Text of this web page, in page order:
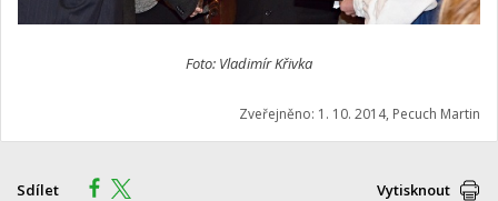
Foto: Vladimír Křivka
Zveřejněno: 1. 10. 2014, Pecuch Martin
Sdílet Vytisknout